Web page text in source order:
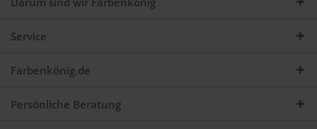
Service
Farbenkönig.de
Persönliche Beratung